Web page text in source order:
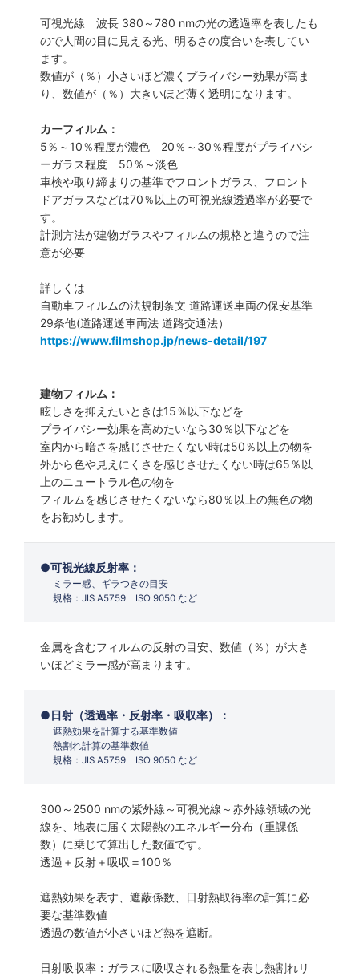
可視光線 波長 380～780 nmの光の透過率を表したも
ので人間の目に見える光、明るさの度合いを表してい
ます。
数値が（％）小さいほど濃くプライバシー効果が高ま
り、数値が（％）大きいほど薄く透明になります。
カーフィルム：
5％～10％程度が濃色 20％～30％程度がプライバシ
ーガラス程度 50％～淡色
車検や取り締まりの基準でフロントガラス、フロント
ドアガラスなどは70％以上の可視光線透過率が必要で
す。
計測方法が建物ガラスやフィルムの規格と違うので注
意が必要
詳しくは
自動車フィルムの法規制条文 道路運送車両の保安基準
29条他(道路運送車両法 道路交通法）
https://www.filmshop.jp/news-detail/197
建物フィルム：
眩しさを抑えたいときは15％以下などを
プライバシー効果を高めたいなら30％以下などを
室内から暗さを感じさせたくない時は50％以上の物を
外から色や見えにくさを感じさせたくない時は65％以
上のニュートラル色の物を
フィルムを感じさせたくないなら80％以上の無色の物
をお勧めします。
可視光線反射率：
ミラー感、ギラつきの目安
規格：JIS A5759 ISO 9050 など
金属を含むフィルムの反射の目安、数値（％）が大き
いほどミラー感が高まります。
日射（透過率・反射率・吸収率）：
遮熱効果を計算する基準数値
熱割れ計算の基準数値
規格：JIS A5759 ISO 9050 など
300～2500 nmの紫外線～可視光線～赤外線領域の光
線を、地表に届く太陽熱のエネルギー分布（重課係
数）に乗じて算出した数値です。
透過＋反射＋吸収＝100％
遮熱効果を表す、遮蔽係数、日射熱取得率の計算に必
要な基準数値
透過の数値が小さいほど熱を遮断。
日射吸収率：ガラスに吸収される熱量を表し熱割れリ